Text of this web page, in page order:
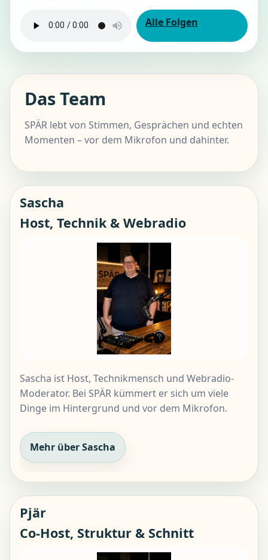
Alle Folgen
Das Team
SPÄR lebt von Stimmen, Gesprächen und echten
Momenten – vor dem Mikrofon und dahinter.
Sascha
Host, Technik & Webradio
Sascha ist Host, Technikmensch und Webradio-
Moderator. Bei SPÄR kümmert er sich um viele
Dinge im Hintergrund und vor dem Mikrofon.
Mehr über Sascha
Pjär
Co-Host, Struktur & Schnitt